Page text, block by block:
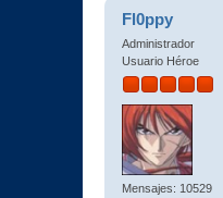
Fl0ppy
Administrador
Usuario Héroe
Mensajes: 10529